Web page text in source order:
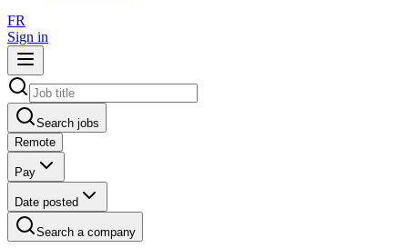
FR
Sign in
Search jobs
Remote
Pay
Date posted
Search a company